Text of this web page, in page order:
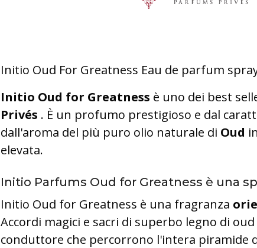
Initio Oud For Greatness Eau de parfum
Initio Oud for Greatness è uno dei best
Privés . È un profumo prestigioso e dal
dall'aroma del più puro olio naturale di Oud
elevata.
Initio Parfums Oud for Greatness è una
Initio Oud for Greatness è una fragranza
Accordi magici e sacri di superbo legno di
conduttore che percorrono l'intera piramide